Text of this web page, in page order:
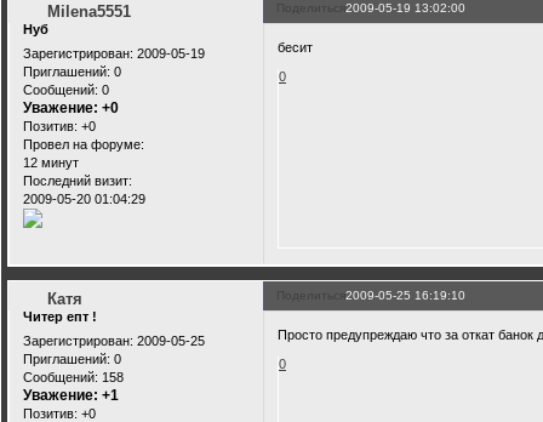
Поделиться2009-05-19 13:02:00
Milena5551
Нуб
Зарегистрирован: 2009-05-19
Приглашений: 0
Сообщений: 0
Уважение: +0
Позитив: +0
Провел на форуме:
12 минут
Последний визит:
2009-05-20 01:04:29
бесит
0
Поделиться2009-05-25 16:19:10
Катя
Читер епт !
Зарегистрирован: 2009-05-25
Приглашений: 0
Сообщений: 158
Уважение: +1
Позитив: +0
Просто предупреждаю что за откат банок
0